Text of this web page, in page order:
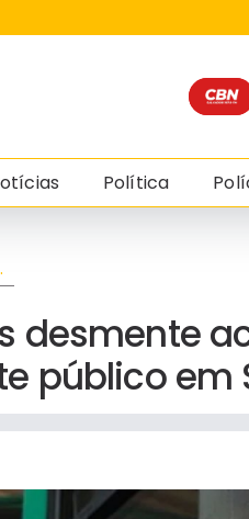
Política
desmente
público em